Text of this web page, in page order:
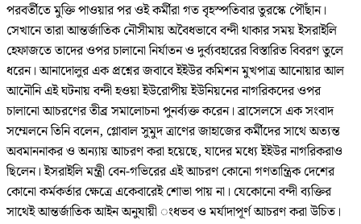
পরবর্তীতে মুক্তি পাওয়ার পর ওই কর্মীরা গত বৃহস্পতিবার তুরস্কে পৌঁছান।
সেখানে তারা আন্তর্জাতিক নৌসীমায় অবৈধভাবে বন্দী থাকার সময় ইসরাইলি
হেফাজতে তাদের ওপর চালানো নির্যাতন ও দুর্ব্যবহারের বিস্তারিত বিবরণ তুলে
ধরেন। আনাদোলুর এক প্রশ্নের জবাবে ইইউর কমিশন মুখপাত্র আনোয়ার আল
আনৌনি এই ঘটনায় বন্দী হওয়া ইউরোপীয় ইউনিয়নের নাগরিকদের ওপর
চালানো আচরণের তীব্র সমালোচনা পুনর্ব্যক্ত করেন। ব্রাসেলসে এক সংবাদ
সম্মেলনে তিনি বলেন, গ্লোবাল সুমুদ ত্রাণের জাহাজের কর্মীদের সাথে অত্যন্ত
অবমাননাকর ও অন্যায় আচরণ করা হয়েছে, যাদের মধ্যে ইইউর নাগরিকরাও
ছিলেন। ইসরাইলি মন্ত্রী বেন-গভিরের এই আচরণ কোনো গণতান্ত্রিক দেশের
কোনো কর্মকর্তার ক্ষেত্রে একেবারেই শোভা পায় না। যেকোনো বন্দী ব্যক্তির
সাথেই আন্তর্জাতিক আইন অনুযায়ী ংধভব ও মর্যাদাপূর্ণ আচরণ করা উচিত।